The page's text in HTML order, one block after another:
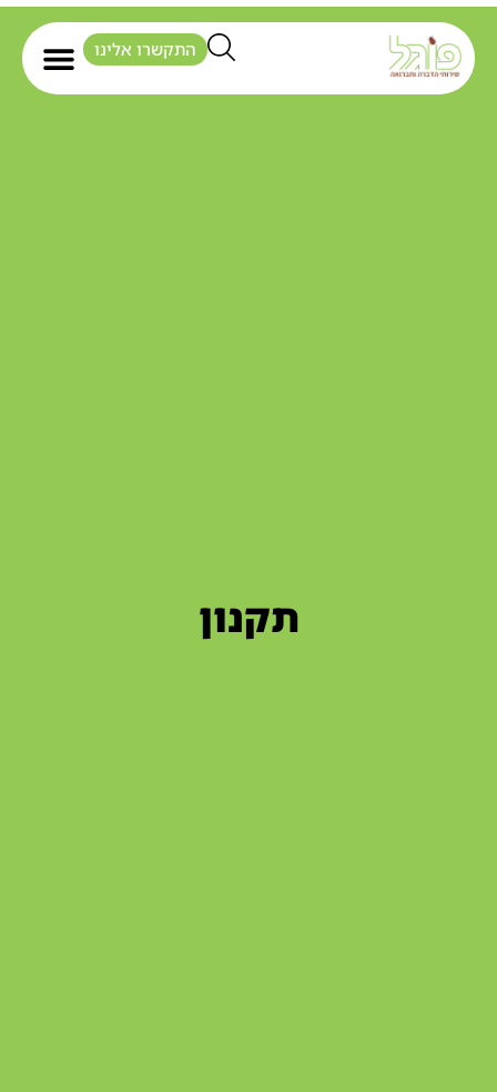
התקשרו אלינו
תקנון